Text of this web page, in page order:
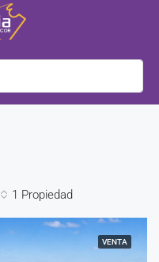
1 Propiedad
VENTA